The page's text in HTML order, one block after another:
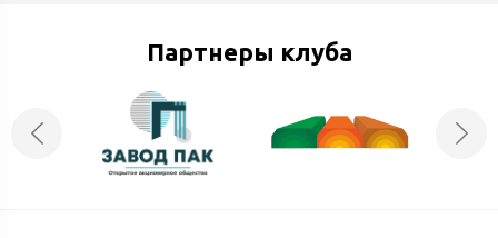
Партнеры клуба